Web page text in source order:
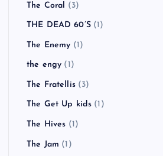
The Coral (3)
THE DEAD 60’S(1)
The Enemy (1)
the engy (1)
The Fratellis(3)
The Get Up kids (1)
The Hives (1)
The Jam (1)